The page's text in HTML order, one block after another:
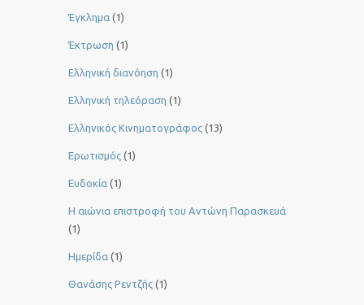
Έγκλημα (1)
Έκτρωση (1)
Ελληνική διανόηση (1)
Ελληνική τηλεόραση (1)
Ελληνικός Κινηματογράφος (13)
Ερωτισμός (1)
Ευδοκία (1)
Η αιώνια επιστροφή του Αντώνη Παρασκευά
(1)
Ημερίδα (1)
Θανάσης Ρεντζής (1)